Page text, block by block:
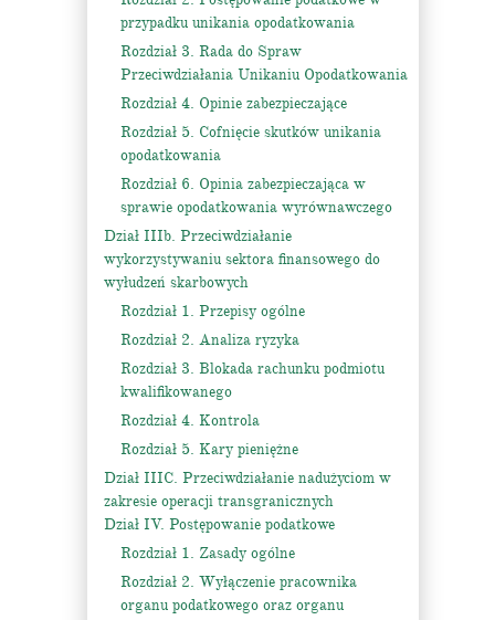
przypadku unikania opodatkowania
Rozdział 3. Rada do Spraw
Przeciwdziałania Unikaniu Opodatkowania
Rozdział 4. Opinie zabezpieczające
Rozdział 5. Cofnięcie skutków unikania
opodatkowania
Rozdział 6. Opinia zabezpieczająca w
sprawie opodatkowania wyrównawczego
Dział IIIb. Przeciwdziałanie
wykorzystywaniu sektora finansowego do
wyłudzeń skarbowych
Rozdział 1. Przepisy ogólne
Rozdział 2. Analiza ryzyka
Rozdział 3. Blokada rachunku podmiotu
kwalifikowanego
Rozdział 4. Kontrola
Rozdział 5. Kary pieniężne
Dział IIIC. Przeciwdziałanie nadużyciom w
zakresie operacji transgranicznych
Dział IV. Postępowanie podatkowe
Rozdział 1. Zasady ogólne
Rozdział 2. Wyłączenie pracownika
organu podatkowego oraz organu